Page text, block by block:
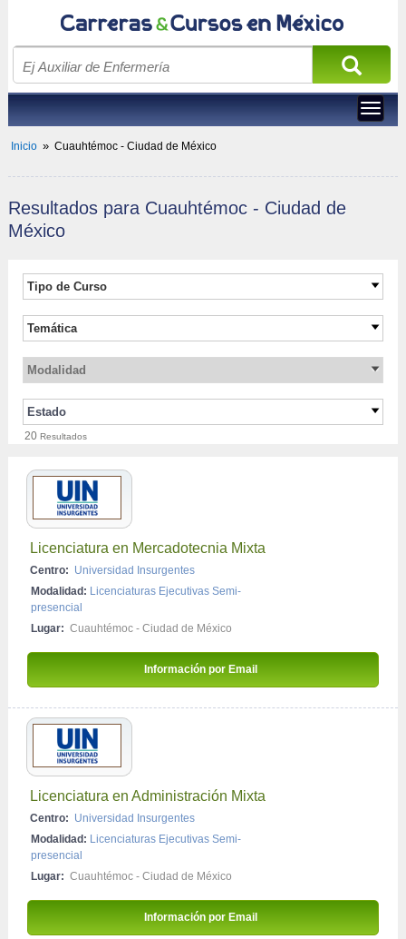
Toggle
Inicio » Cuauhtémoc - Ciudad de México
Resultados para Cuauhtémoc - Ciudad de
México
Tipo de Curso
Carreras universitarias
Maestrías Ejecutivas
Maestría
Posgrado
Doctorado
Temática
Administración Pública
Culinaria y Gastronomía
Gestión Inmobiliaria - Urbanismo
Idiomas
Ingeniería y Tecnología
Psicología y Ciencias Sociales y de Comportamiento
Salud y Medicina
Ciencias y Tecnología de los Alimentos
Educación
Gestión Medio Ambiente
Imagen y Sonido
Matemáticas y Estadística
Publicidad y Marketing
Traducción e Interpretación
Modalidad
Presencial
Estado
CDMX - Ciudad de México
20 Resultados
Licenciatura en Mercadotecnia Mixta
Centro: Universidad Insurgentes
Modalidad: Licenciaturas Ejecutivas Semi-
presencial
Lugar: Cuauhtémoc - Ciudad de México
Información por Email
Licenciatura en Administración Mixta
Centro: Universidad Insurgentes
Modalidad: Licenciaturas Ejecutivas Semi-
presencial
Lugar: Cuauhtémoc - Ciudad de México
Información por Email